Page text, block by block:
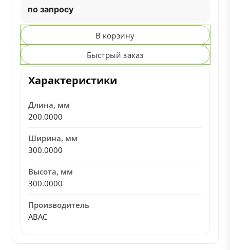
по запросу
В корзину
Быстрый заказ
Характеристики
Длина, мм
200.0000
Ширина, мм
300.0000
Высота, мм
300.0000
Производитель
ABAC